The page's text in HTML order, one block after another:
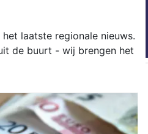
laatste regionale nieuws.
de buurt - wij brengen het
Sliedrecht en andere